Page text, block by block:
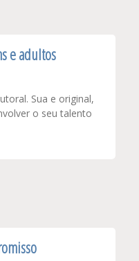
e adultos
Sua e original,
o seu talento